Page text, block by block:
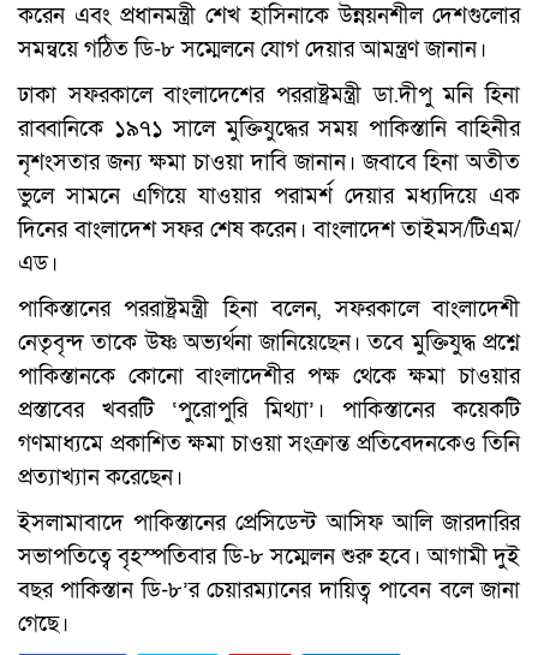
করেন এবং প্রধানমন্ত্রী শেখ হাসিনাকে উন্নয়নশীল দেশগুলোর
সমন্বয়ে গঠিত ডি-৮ সম্মেলনে যোগ দেয়ার আমন্ত্রণ জানান।
ঢাকা সফরকালে বাংলাদেশের পররাষ্ট্রমন্ত্রী ডা.দীপু মনি হিনা
রাব্বানিকে ১৯৭১ সালে মুক্তিযুদ্ধের সময় পাকিস্তানি বাহিনীর
নৃশংসতার জন্য ক্ষমা চাওয়া দাবি জানান। জবাবে হিনা অতীত
ভুলে সামনে এগিয়ে যাওয়ার পরামর্শ দেয়ার মধ্যদিয়ে এক
দিনের বাংলাদেশ সফর শেষ করেন। বাংলাদেশ তাইমস/টিএম/
এড।
পাকিস্তানের পররাষ্ট্রমন্ত্রী হিনা বলেন, সফরকালে বাংলাদেশী
নেতৃবৃন্দ তাকে উষ্ণ অভ্যর্থনা জানিয়েছেন। তবে মুক্তিযুদ্ধ প্রশ্নে
পাকিস্তানকে কোনো বাংলাদেশীর পক্ষ থেকে ক্ষমা চাওয়ার
প্রস্তাবের খবরটি ‘পুরোপুরি মিথ্যা’। পাকিস্তানের কয়েকটি
গণমাধ্যমে প্রকাশিত ক্ষমা চাওয়া সংক্রান্ত প্রতিবেদনকেও তিনি
প্রত্যাখ্যান করেছেন।
ইসলামাবাদে পাকিস্তানের প্রেসিডেন্ট আসিফ আলি জারদারির
সভাপতিত্বে বৃহস্পতিবার ডি-৮ সম্মেলন শুরু হবে। আগামী দুই
বছর পাকিস্তান ডি-৮’র চেয়ারম্যানের দায়িত্ব পাবেন বলে জানা
গেছে।